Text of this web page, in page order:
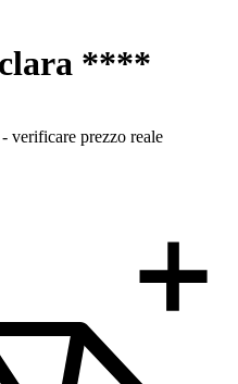
****
verificare prezzo reale